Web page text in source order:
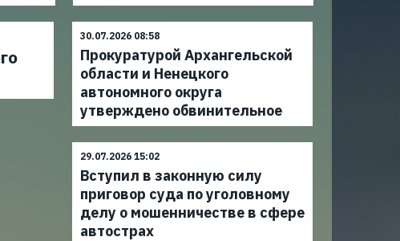
30.07.2026 08:58
Прокуратурой Архангельской
области и Ненецкого
автономного округа
утверждено обвинительное
29.07.2026 15:02
Вступил в законную силу
приговор суда по уголовному
делу о мошенничестве в сфере
автострах